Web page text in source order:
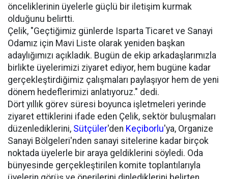
önceliklerinin üyelerle güçlü bir iletişim kurmak
olduğunu belirtti.
Çelik, "Geçtiğimiz günlerde Isparta Ticaret ve Sanayi
Odamız için Mavi Liste olarak yeniden başkan
adaylığımızı açıkladık. Bugün de ekip arkadaşlarımızla
birlikte üyelerimizi ziyaret ediyor, hem bugüne kadar
gerçekleştirdiğimiz çalışmaları paylaşıyor hem de yeni
dönem hedeflerimizi anlatıyoruz." dedi.
Dört yıllık görev süresi boyunca işletmeleri yerinde
ziyaret ettiklerini ifade eden Çelik, sektör buluşmaları
düzenlediklerini, Sütçüler'den Keçiborlu'ya, Organize
Sanayi Bölgeleri'nden sanayi sitelerine kadar birçok
noktada üyelerle bir araya geldiklerini söyledi. Oda
bünyesinde gerçekleştirilen komite toplantılarıyla